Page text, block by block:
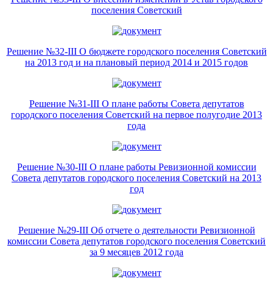
поселения Советский
Решение №32-III О бюджете городского поселения Советский
на 2013 год и на плановый период 2014 и 2015 годов
Решение №31-III О плане работы Совета депутатов
городского поселения Советский на первое полугодие 2013
года
Решение №30-III О плане работы Ревизионной комиссии
Совета депутатов городского поселения Советский на 2013
год
Решение №29-III Об отчете о деятельности Ревизионной
комиссии Совета депутатов городского поселения Советский
за 9 месяцев 2012 года